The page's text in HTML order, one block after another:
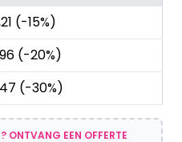
(-15%)
(-20%)
(-30%)
ONTVANG EEN OFFERTE